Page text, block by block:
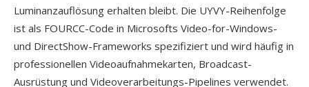
Luminanzauflösung erhalten bleibt. Die UYVY-Reihenfolge
ist als FOURCC-Code in Microsofts Video-for-Windows-
und DirectShow-Frameworks spezifiziert und wird häufig in
professionellen Videoaufnahmekarten, Broadcast-
Ausrüstung und Videoverarbeitungs-Pipelines verwendet.